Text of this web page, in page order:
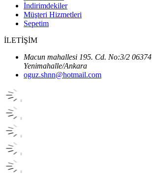
İndirimdekiler
Müşteri Hizmetleri
Sepetim
İLETİŞİM
Macun mahallesi 195. Cd. No:3/2 06374
Yenimahalle/Ankara
oguz.shnn@hotmail.com